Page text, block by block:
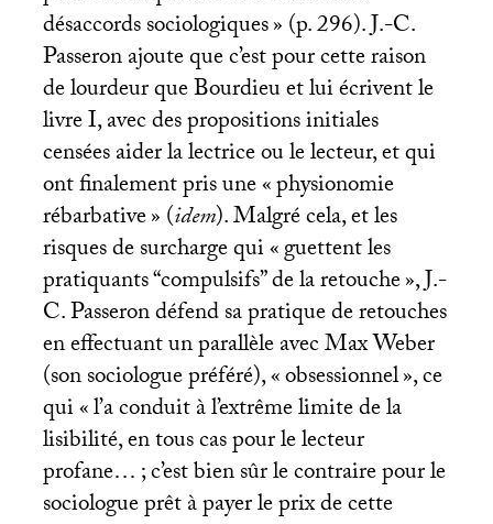
désaccords sociologiques» (p. 296). J.-C.
Passeron ajoute que c’est pour cette raison
de lourdeur que Bourdieu et lui écrivent le
livre I, avec des propositions initiales
censées aider la lectrice ou le lecteur, et qui
ont finalement pris une «physionomie
rébarbative» (idem). Malgré cela, et les
risques de surcharge qui «guettent les
pratiquants “compulsifs” de la retouche», J.-
C. Passeron défend sa pratique de retouches
en effectuant un parallèle avec Max Weber
(son sociologue préféré), «obsessionnel», ce
qui «l’a conduit à l’extrême limite de la
lisibilité, en tous cas pour le lecteur
profane…; c’est bien sûr le contraire pour le
sociologue prêt à payer le prix de cette